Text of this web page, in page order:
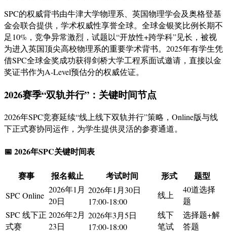
SPC的权威背书由牛津大学物理系、英国物理学会及奥格登基
金会联合提供，学术权威性享誉全球。全球金银奖比例长期不
足10%，竞争异常激烈，试题以“开放性+跨学科”见长，被视
为进入英国顶尖高校物理系的重要学术背书。2025年有学生凭
借SPC全球金奖成功获得剑桥大学工程系面试邀请，直接以金
奖证书作为A-Level预估分的权威佐证。
2026赛季“双轨并行”：关键时间节点
2026年SPC竞赛延续“线上线下双轨并行”策略，Online版与线
下正式赛协同运作，为学生提供灵活的参赛通道。
📅 2026年SPC关键时间表
赛事 报名截止 考试时间 形式 题型
SPC Online
2026年1月
20日
2026年1月30日
17:00-18:00
线上
40道选择
题
SPC 线下正
式赛
2026年2月
23日
2026年3月5日
17:00-18:00
线下
笔试
选择题+解
答题